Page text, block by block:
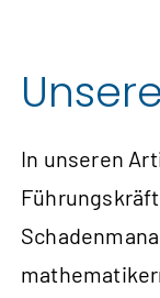
In unseren